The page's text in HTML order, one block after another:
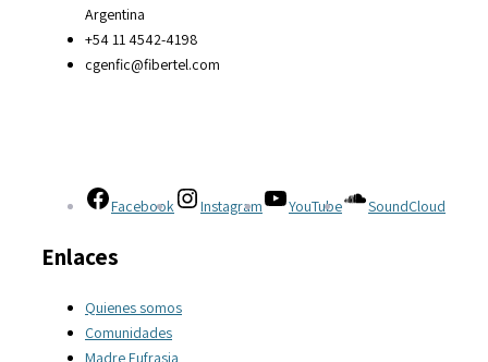
Argentina
+54 11 4542-4198
cgenfic@fibertel.com
Facebook Instagram YouTube SoundCloud
Enlaces
Quienes somos
Comunidades
Madre Eufrasia